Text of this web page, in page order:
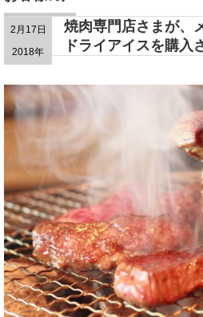
2月17日
2018年
焼肉専門店さまが、
ドライアイスを購入